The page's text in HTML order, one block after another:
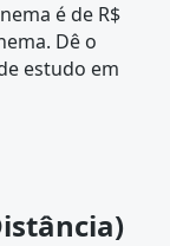
é de R$
Dê o
estudo em